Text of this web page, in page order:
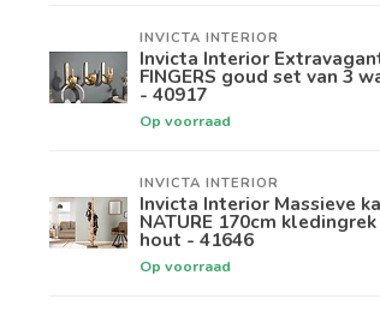
INVICTA INTERIOR
Invicta Interior
FINGERS goud set van 3
- 40917
Op voorraad
INVICTA INTERIOR
Invicta Interior Massieve
NATURE 170cm
hout - 41646
Op voorraad